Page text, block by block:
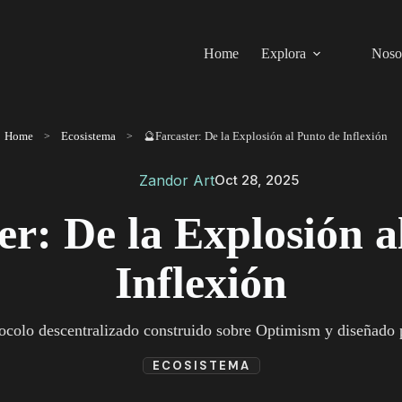
Home
Explora
Home Ecosistema 🔮Farcaster: De la Explosión al Punto de Inflexión
Zandor ArtOct 28, 2025
De la Explosión
Inflexión
descentralizado construido sobre Optimism y
ECOSISTEMA